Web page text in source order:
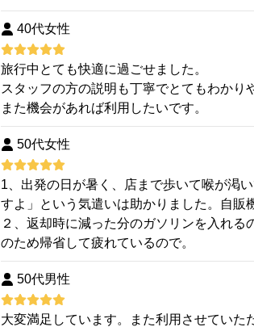
40代女性
旅行中とても快適に過ごせました。
スタッフの方の説明も丁寧でとてもわかり
また機会があれば利用したいです。
50代女性
1、出発の日が暑く、店まで歩いて喉が渇
すよ」という気遣いは助かりました。自販
２、返却時に減った分のガソリンを入れ
のため帰省して疲れているので。
50代男性
大変満足しています。また利用させていた